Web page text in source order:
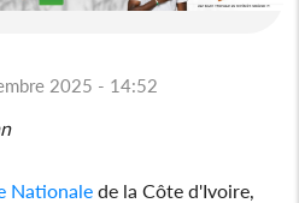
2025 - 14:52
Nationale de la Côte d'Ivoire,